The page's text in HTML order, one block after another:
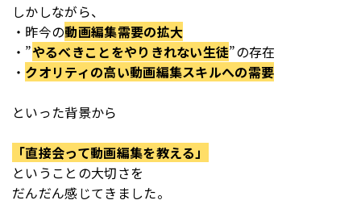
しかしながら、
・昨今の動画編集需要の拡大
・”やるべきことをやりきれない生徒”の存在
・ クオリティの高い動画編集スキルへの需要
といった背景から
「直接会って動画編集を教える」
ということの大切さを
だんだん感じてきました。